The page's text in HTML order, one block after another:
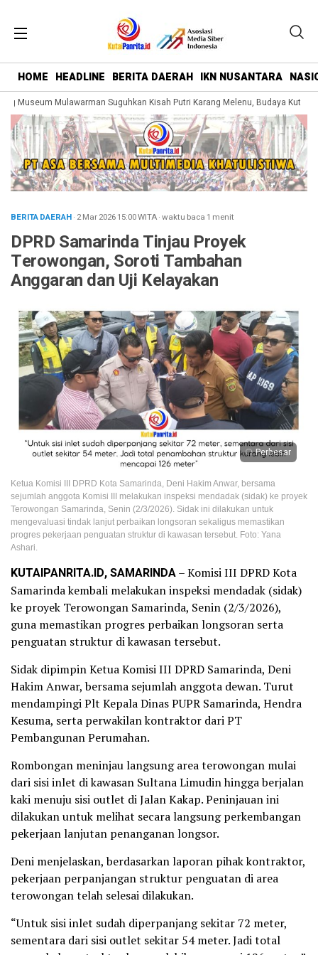
HOME HEADLINE BERITA DAERAH IKN NUSANTARA
Museum Mulawarman Suguhkan Kisah Putri Karang Melenu, Budaya Kutai
BERITA DAERAH· 2 Mar 202615:00WITA·waktu baca 1 menit
DPRD Samarinda Tinjau Proyek
Terowongan, Soroti Tambahan
Anggaran dan Uji Kelayakan
Perbesar
Ketua Komisi III DPRD Kota Samarinda, Deni Hakim Anwar, bersama
sejumlah anggota Komisi III melakukan inspeksi mendadak (sidak) ke proyek
Terowongan Samarinda, Senin (2/3/2026). Sidak ini dilakukan untuk
mengevaluasi tindak lanjut perbaikan longsoran sekaligus memastikan
progres pekerjaan penguatan struktur di kawasan tersebut. Foto: Yana
Ashari.
KUTAIPANRITA.ID, SAMARINDA– Komisi III DPRD Kota
Samarinda kembali melakukan inspeksi mendadak (sidak)
ke proyek Terowongan Samarinda, Senin (2/3/2026),
guna memastikan progres perbaikan longsoran serta
penguatan struktur di kawasan tersebut.
Sidak dipimpin Ketua Komisi III DPRD Samarinda, Deni
Hakim Anwar, bersama sejumlah anggota dewan. Turut
mendampingi Plt Kepala Dinas PUPR Samarinda, Hendra
Kesuma, serta perwakilan kontraktor dari PT
Pembangunan Perumahan.
Rombongan meninjau langsung area terowongan mulai
dari sisi inlet di kawasan Sultana Limudin hingga berjalan
kaki menuju sisi outlet di Jalan Kakap. Peninjauan ini
dilakukan untuk melihat secara langsung perkembangan
pekerjaan lanjutan penanganan longsor.
Deni menjelaskan, berdasarkan laporan pihak kontraktor,
pekerjaan perpanjangan struktur penguatan di area
terowongan telah selesai dilakukan.
“Untuk sisi inlet sudah diperpanjang sekitar 72 meter,
sementara dari sisi outlet sekitar 54 meter. Jadi total